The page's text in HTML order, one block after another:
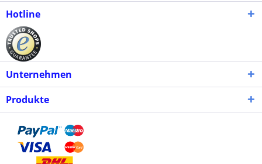
Hotline
Unternehmen
Produkte